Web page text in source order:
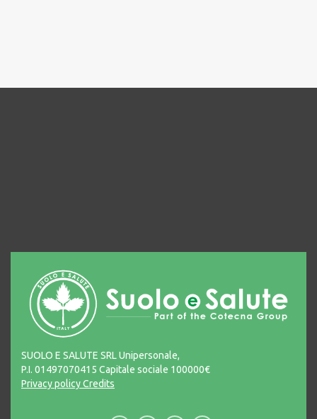
SUOLO E SALUTE SRL Unipersonale,
P.I. 01497070415 Capitale sociale 100000€
Privacy policyCredits